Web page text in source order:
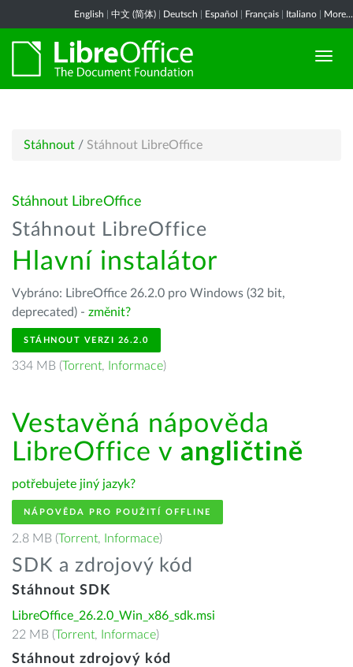
English 中文 (简体) Deutsch Español Français Italiano More...
Stáhnout / Stáhnout LibreOffice
Stáhnout LibreOffice
Stáhnout LibreOffice
Hlavní instalátor
Vybráno: LibreOffice 26.2.0 pro Windows (32 bit,
deprecated) - změnit?
STÁHNOUT VERZI 26.2.0
334 MB (Torrent, Informace)
Vestavěná nápověda
LibreOffice v angličtině
potřebujete jiný jazyk?
NÁPOVĚDA PRO POUŽITÍ OFFLINE
2.8 MB (Torrent, Informace)
SDK a zdrojový kód
Stáhnout SDK
LibreOffice_26.2.0_Win_x86_sdk.msi
22 MB (Torrent, Informace)
Stáhnout zdrojový kód